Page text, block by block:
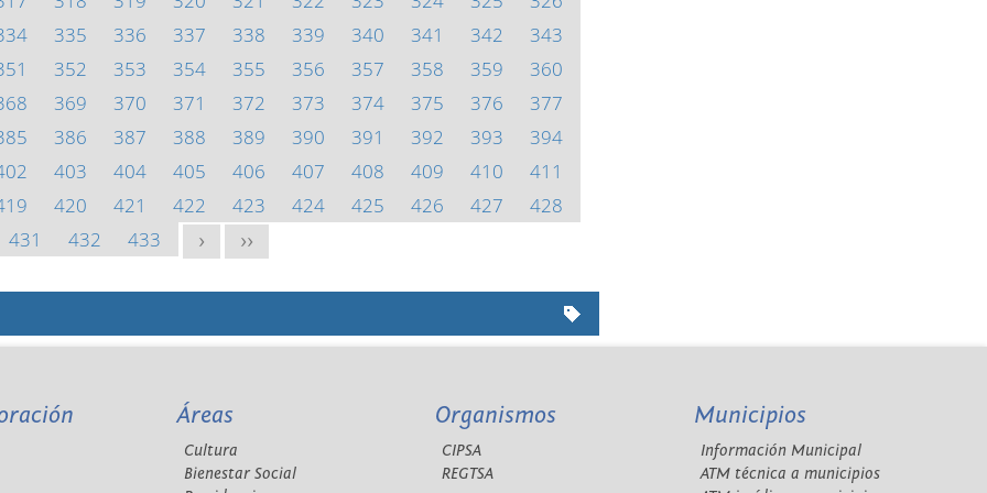
335 336 337 338 339 340 341 342
343
352 353 354 355 356 357 358 359
360
369 370 371 372 373 374 375 376
377
386 387 388 389 390 391 392 393
394
403 404 405 406 407 408 409 410
411
420 421 422 423 424 425 426 427
428
431
432 433 > >>
Áreas
Cultura
Bienestar Social
Organismos
CIPSA
REGTSA
Municipios
Información Municipal
ATM técnica a municipios